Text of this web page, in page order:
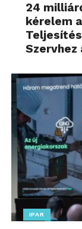
24
kérelem
Szervhez
IPAR